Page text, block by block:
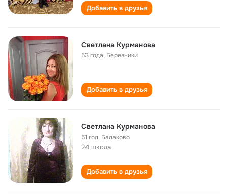
Добавить в друзья
Светлана Курманова
53 года, Березники
Добавить в друзья
Светлана Курманова
51 год, Балаково
24 школа
Добавить в друзья